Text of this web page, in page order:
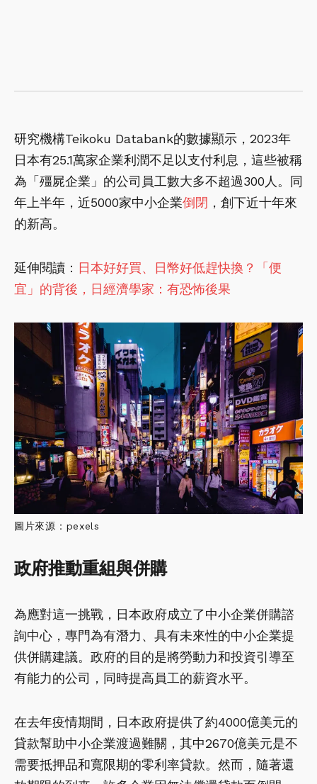
研究機構Teikoku Databank的數據顯示，2023年
日本有25.1萬家企業利潤不足以支付利息，這些被稱
為「殭屍企業」的公司員工數大多不超過300人。同
年上半年，近5000家中小企業倒閉 ，創下近十年來
的新高。
延伸閱讀： 日本好好買、日幣好低趕快換？「便
宜」的背後，日經濟學家：有恐怖後果
圖片來源：pexels
政府推動重組與併購
為應對這一挑戰，日本政府成立了中小企業併購諮
詢中心，專門為有潛力、具有未來性的中小企業提
供併購建議。政府的目的是將勞動力和投資引導至
有能力的公司，同時提高員工的薪資水平。
在去年疫情期間，日本政府提供了約4000億美元的
貸款幫助中小企業渡過難關，其中2670億美元是不
需要抵押品和寬限期的零利率貸款。然而，隨著還